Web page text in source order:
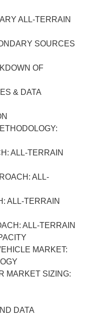
ALL-TERRAIN
SOURCES
OF
& DATA
ALL-TERRAIN
ALL-
TERRAIN
ALL-TERRAIN
MARKET:
SIZING:
DATA